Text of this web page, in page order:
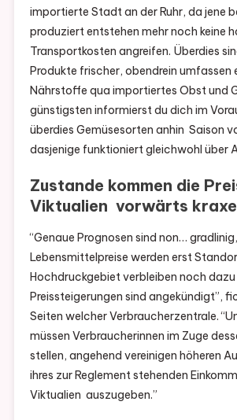
importierte Stadt an der Ruhr, da jene
produziert entstehen mehr noch keine
Transportkosten angreifen. Überdies
Produkte frischer, obendrein umfassen
Nährstoffe qua importiertes Obst und
günstigsten informierst du dich im
überdies Gemüsesorten anhin Saison
dasjenige funktioniert gleichwohl über
Zustande kommen die
Viktualien vorwärts
“Genaue Prognosen sind non…
Lebensmittelpreise werden erst
Hochdruckgebiet verbleiben noch dazu
Preissteigerungen sind angekündigt”,
Seiten welcher Verbraucherzentrale.
müssen Verbraucherinnen im Zuge
stellen, angehend vereinigen höheren
ihres zur Reglement stehenden
Viktualien auszugeben.”